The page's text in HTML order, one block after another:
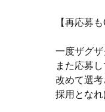
【再応募も
一度ザグザ
また応募
改めて選考
採用となれ